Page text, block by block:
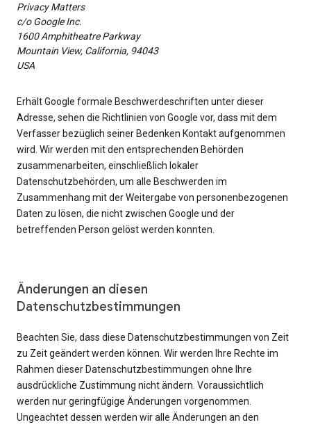
Privacy Matters
c/o Google Inc.
1600 Amphitheatre Parkway
Mountain View, California, 94043
USA
Erhält Google formale Beschwerdeschriften unter dieser
Adresse, sehen die Richtlinien von Google vor, dass mit dem
Verfasser bezüglich seiner Bedenken Kontakt aufgenommen
wird. Wir werden mit den entsprechenden Behörden
zusammenarbeiten, einschließlich lokaler
Datenschutzbehörden, um alle Beschwerden im
Zusammenhang mit der Weitergabe von personenbezogenen
Daten zu lösen, die nicht zwischen Google und der
betreffenden Person gelöst werden konnten.
Änderungen an diesen
Datenschutzbestimmungen
Beachten Sie, dass diese Datenschutzbestimmungen von Zeit
zu Zeit geändert werden können. Wir werden Ihre Rechte im
Rahmen dieser Datenschutzbestimmungen ohne Ihre
ausdrückliche Zustimmung nicht ändern. Voraussichtlich
werden nur geringfügige Änderungen vorgenommen.
Ungeachtet dessen werden wir alle Änderungen an den